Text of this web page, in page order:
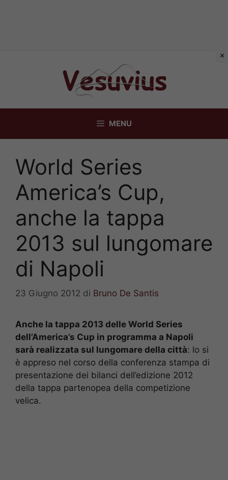
MENU
World Series
America’s Cup,
anche la tappa
2013 sul lungomare
di Napoli
23 Giugno 2012 di Bruno De Santis
Anche la tappa 2013 delle World Series
dell’America’s Cup in programma a Napoli
sarà realizzata sul lungomare della città: lo si
è appreso nel corso della conferenza stampa di
presentazione dei bilanci dell’edizione 2012
della tappa partenopea della competizione
velica.